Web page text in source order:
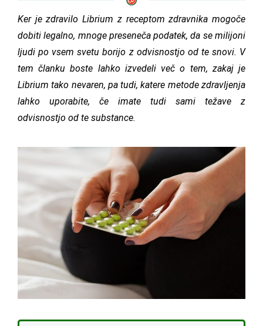
Ker je zdravilo Librium z receptom zdravnika mogoče
dobiti legalno, mnoge preseneča podatek, da se milijoni
ljudi po vsem svetu borijo z odvisnostjo od te snovi. V
tem članku boste lahko izvedeli več o tem, zakaj je
Librium tako nevaren, pa tudi, katere metode zdravljenja
lahko uporabite, če imate tudi sami težave z
odvisnostjo od te substance.